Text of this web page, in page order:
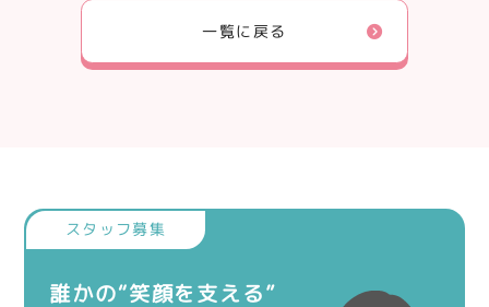
一覧に戻る
誰かの“笑顔を支える”